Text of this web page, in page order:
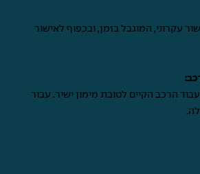
עקרוני, המוגבל בזמן, ובכפוף לאישור
הרכב הקיים לטובת מימון ישיר. עבור